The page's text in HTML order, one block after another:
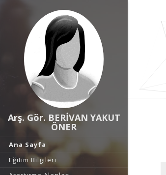
Arş. Gör. BERİVAN YAKUT
ÖNER
Ana Sayfa
Eğitim Bilgileri